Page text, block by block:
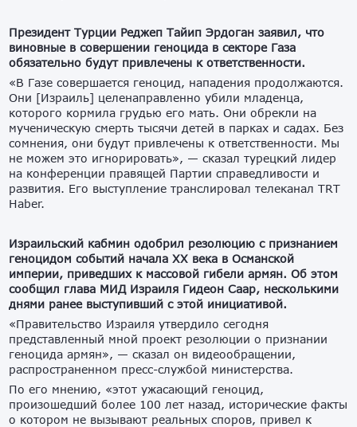
Президент Турции Реджеп Тайип Эрдоган заявил, что
виновные в совершении геноцида в секторе Газа
обязательно будут привлечены к ответственности.
«В Газе совершается геноцид, нападения продолжаются.
Они [Израиль] целенаправленно убили младенца,
которого кормила грудью его мать. Они обрекли на
мученическую смерть тысячи детей в парках и садах. Без
сомнения, они будут привлечены к ответственности. Мы
не можем это игнорировать», — сказал турецкий лидер
на конференции правящей Партии справедливости и
развития. Его выступление транслировал телеканал TRT
Haber.
Израильский кабмин одобрил резолюцию с признанием
геноцидом событий начала XX века в Османской
империи, приведших к массовой гибели армян. Об этом
сообщил глава МИД Израиля Гидеон Саар, несколькими
днями ранее выступивший с этой инициативой.
«Правительство Израиля утвердило сегодня
представленный мной проект резолюции о признании
геноцида армян», — сказал он видеообращении,
распространенном пресс-службой министерства.
По его мнению, «этот ужасающий геноцид,
произошедший более 100 лет назад, исторические факты
о котором не вызывают реальных споров, привел к